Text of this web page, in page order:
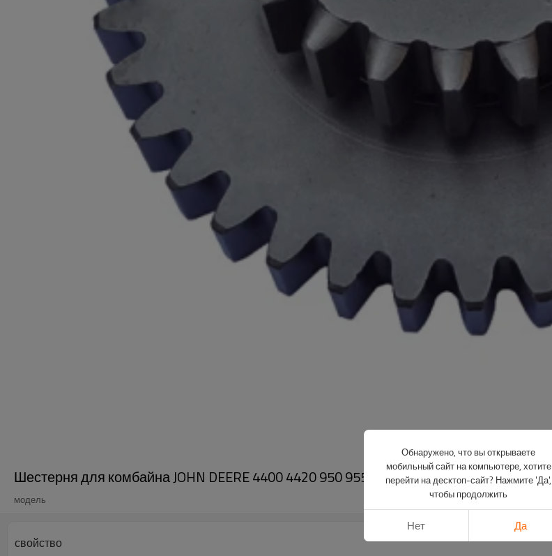
Шестерня для комбайна JOHN DEERE 4400 4420 950 955 960 965 H32057-PAIRGEARS
модель
свойство
Обнаружено, что вы открываете
мобильный сайт на компьютере, хотите
перейти на десктоп-сайт? Нажмите 'Да',
чтобы продолжить
Нет Да